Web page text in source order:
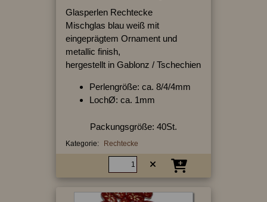
Glasperlen Rechtecke
Mischglas blau weiß mit
eingeprägtem Ornament und
metallic finish,
hergestellt in Gablonz / Tschechien
Perlengröße: ca. 8/4/4mm
LochØ: ca. 1mm
Packungsgröße: 40St.
Kategorie: Rechtecke